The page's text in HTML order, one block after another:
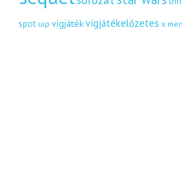
spot uip vígjátékvígjátékelőzetes x men